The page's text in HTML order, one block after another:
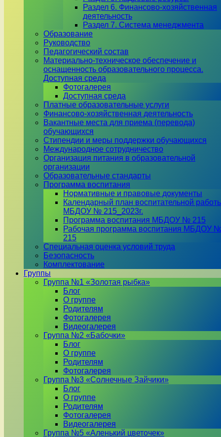
Раздел 6. Финансово-хозяйственная
деятельность
Раздел 7. Система менеджмента
Образование
Руководство
Педагогический состав
Материально-техническое обеспечение и
оснащенность образовательного процесса.
Доступная среда
Фотогалерея
Доступная среда
Платные образовательные услуги
Финансово-хозяйственная деятельность
Вакантные места для приема (перевода)
обучающихся
Стипендии и меры поддержки обучающихся
Международное сотрудничество
Организация питания в образовательной
организации
Образовательные стандарты
Программа воспитания
Нормативные и правовые документы
Календарный план воспитательной
МБДОУ № 215_2023г.
Программа воспитания МБДОУ № 215
Рабочая программа воспитания МБДОУ
215
Специальная оценка условий труда
Безопасность
Комплектование
Группы
Группа №1 «Золотая рыбка»
Блог
О группе
Родителям
Фотогалерея
Видеогалерея
Группа №2 «Бабочки»
Блог
О группе
Родителям
Фотогалерея
Группа №3 «Солнечные Зайчики»
Блог
О группе
Родителям
Фотогалерея
Видеогалерея
Группа №5 «Аленький цветочек»